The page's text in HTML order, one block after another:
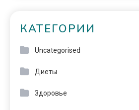
КАТЕГОРИИ
Uncategorised
Диеты
Здоровье